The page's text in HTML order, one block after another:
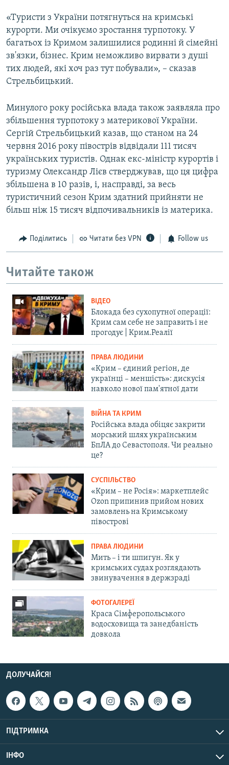
«Туристи з України потягнуться на кримські
курорти. Ми очікуємо зростання турпотоку. У
багатьох із Кримом залишилися родинні й сімейні
зв'язки, бізнес. Крим неможливо вирвати з душі
тих людей, які хоч раз тут побували», – сказав
Стрельбицький.
Минулого року російська влада також заявляла про
збільшення турпотоку з материкової України.
Сергій Стрельбицький казав, що станом на 24
червня 2016 року півострів відвідали 111 тисяч
українських туристів. Однак екс-міністр курортів і
туризму Олександр Лієв стверджував, що ця цифра
збільшена в 10 разів, і, насправді, за весь
туристичний сезон Крим здатний прийняти не
більш ніж 15 тисяч відпочивальників із материка.
Поділитись Читати без VPN Follow us
Читайте також
ВІДЕО
Блокада без сухопутної операції:
Крим сам себе не заправить і не
прогодує | Крим.Реалії
ПРАВА ЛЮДИНИ
«Крим – єдиний регіон, де
українці – меншість»: дискусія
навколо нової пам'ятної дати
ВІЙНА ТА КРИМ
Російська влада обіцяє закрити
морський шлях українським
БпЛА до Севастополя. Чи реально
це?
СУСПІЛЬСТВО
«Крим – не Росія»: маркетплейс
Ozon припинив прийом нових
замовлень на Кримському
півострові
ПРАВА ЛЮДИНИ
Мить – і ти шпигун. Як у
кримських судах розглядають
звинувачення в держзраді
ФОТОГАЛЕРЕЇ
Краса Сімферопольського
водосховища та занедбаність
довкола
ДОЛУЧАЙСЯ!
ПІДТРИМКА
ІНФО